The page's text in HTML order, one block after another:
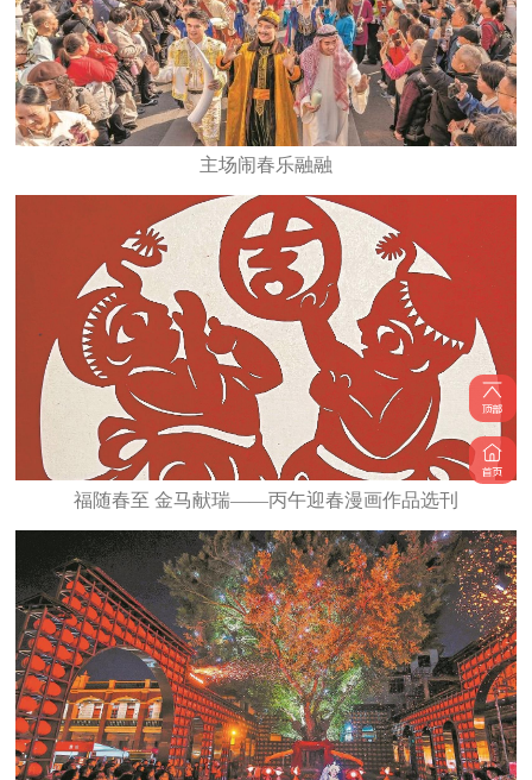
主场闹春乐融融
福随春至 金马献瑞——丙午迎春漫画作品选刊